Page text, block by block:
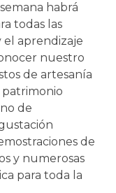
habrá
todas las
el aprendizaje
nuestro
de artesanía
patrimonio
de
de
y numerosas
para toda la